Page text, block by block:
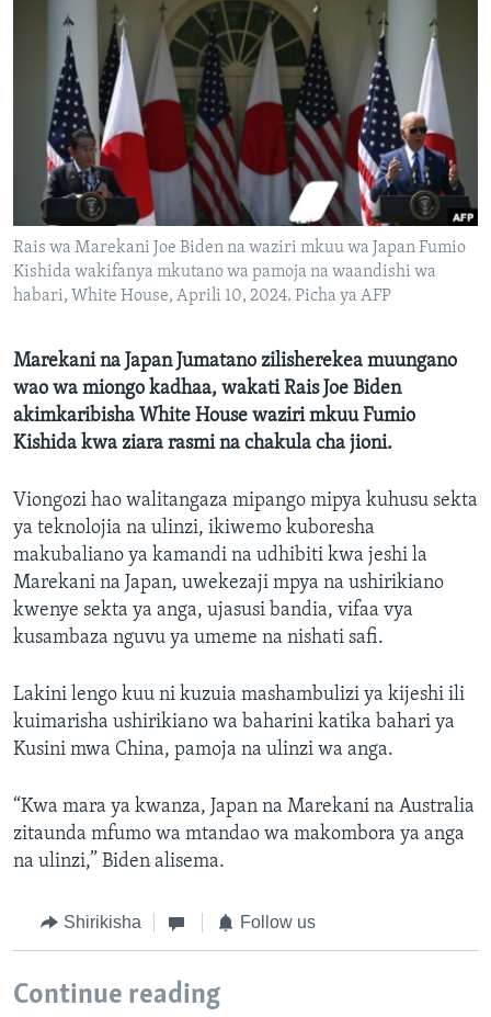
DUNIA
Rais wa Marekani Joe Biden na waziri mkuu wa Japan Fumio
Kishida wakifanya mkutano wa pamoja na waandishi wa
habari, White House, Aprili 10, 2024. Picha ya AFP
Marekani na Japan Jumatano zilisherekea muungano
wao wa miongo kadhaa, wakati Rais Joe Biden
akimkaribisha White House waziri mkuu Fumio
Kishida kwa ziara rasmi na chakula cha jioni.
Viongozi hao walitangaza mipango mipya kuhusu sekta
ya teknolojia na ulinzi, ikiwemo kuboresha
makubaliano ya kamandi na udhibiti kwa jeshi la
Marekani na Japan, uwekezaji mpya na ushirikiano
kwenye sekta ya anga, ujasusi bandia, vifaa vya
kusambaza nguvu ya umeme na nishati safi.
Lakini lengo kuu ni kuzuia mashambulizi ya kijeshi ili
kuimarisha ushirikiano wa baharini katika bahari ya
Kusini mwa China, pamoja na ulinzi wa anga.
“Kwa mara ya kwanza, Japan na Marekani na Australia
zitaunda mfumo wa mtandao wa makombora ya anga
na ulinzi,” Biden alisema.
Shirikisha Follow us
Continue reading